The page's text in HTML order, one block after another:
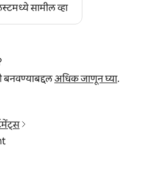
सामील व्हा
अधिक जाणून घ्या.